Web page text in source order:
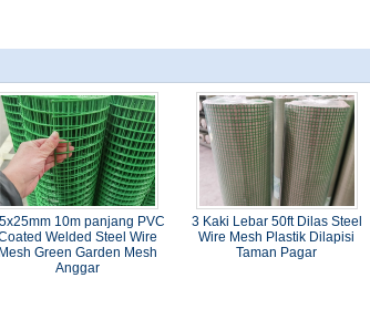
10m panjang PVC
Welded Steel Wire
Mesh Green Garden Mesh
Anggar
3 Kaki Lebar 50ft Dilas Steel
Wire Mesh Plastik Dilapisi
Taman Pagar